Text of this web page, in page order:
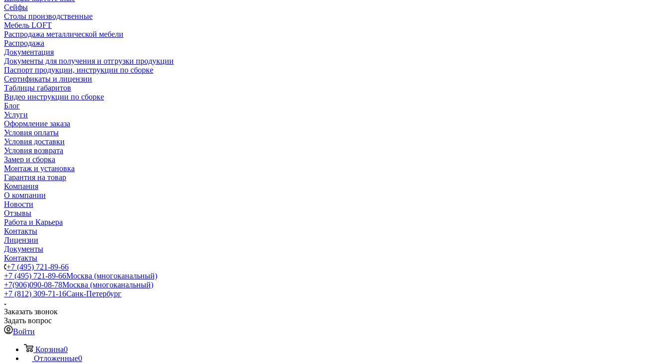
Сейфы
Столы производственные
Мебель LOFT
Распродажа металлической мебели
Распродажа
Документация
Документы для получения и отгрузки продукции
Паспорт продукции, инструкции по сборке
Сертификаты и лицензии
Таблицы габаритов
Видео инструкции по сборке
Блог
Услуги
Оформление заказа
Условия оплаты
Условия доставки
Условия возврата
Замер и сборка
Монтаж и установка
Гарантия на товар
Компания
О компании
Новости
Отзывы
Работа и Карьера
Контакты
Лицензии
Документы
Контакты
+7 (495) 721-89-66
+7 (495) 721-89-66Москва (многоканальный)
+7(906)090-08-78Москва (многоканальный)
+7 (812) 309-71-16Санк-Петербург
Заказать звонок
Задать вопрос
Войти
Корзина0
Отложенные0